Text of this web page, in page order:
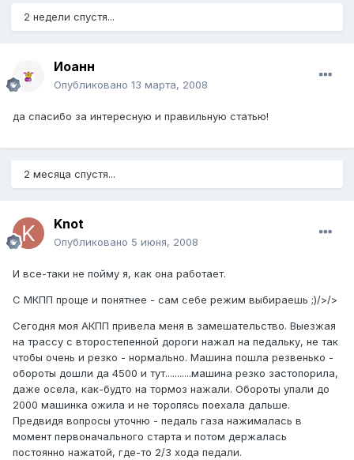
2 недели спустя...
Иоанн
Опубликовано 13 марта, 2008
да спасибо за интересную и правильную статью!
2 месяца спустя...
Knot
Опубликовано 5 июня, 2008
И все-таки не пойму я, как она работает.
С МКПП проще и понятнее - сам себе режим выбираешь ;)/>/>
Сегодня моя АКПП привела меня в замешательство. Выезжая
на трассу с второстепенной дороги нажал на педальку, не так
чтобы очень и резко - нормально. Машина пошла резвенько -
обороты дошли да 4500 и тут...........машина резко застопорила,
даже осела, как-будто на тормоз нажали. Обороты упали до
2000 машинка ожила и не торопясь поехала дальше.
Предвидя вопросы уточню - педаль газа нажималась в
момент первоначального старта и потом держалась
постоянно нажатой, где-то 2/3 хода педали.